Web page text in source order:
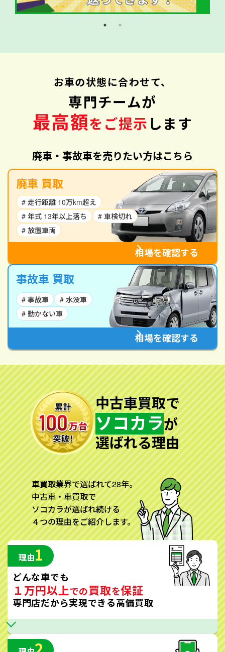
お車の状態に合わせて、
専門チームが
最高額をご提示 します
廃車・事故車を売りたい方はこちら
廃車 買取
# 走行距離 10万km超え
# 年式 13年以上落ち
# 車検切れ
# 放置車両
相場を確認する
事故車 買取
# 事故車
# 水没車
# 動かない車
相場を確認する
中古車買取で
ソコカラが
選ばれる理由
車買取業界で選ばれて28年。
中古車・車買取で
ソコカラが選ばれ続ける
４つの理由をご紹介します。
理由1
どんな車でも
１万円以上での買取を保証
専門店だから実現できる高価買取